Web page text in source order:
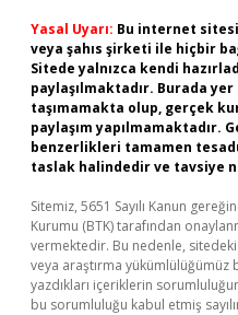
Yasal Uyarı: Bu internet
veya şahıs şirketi ile hiçbir
Sitede yalnızca kendi
paylaşılmaktadır. Burada
taşımamakta olup, gerçek
paylaşım yapılmamaktadır.
benzerlikleri tamamen
taslak halindedir ve tavsiye
Sitemiz, 5651 Sayılı Kanun
Kurumu (BTK) tarafından
vermektedir. Bu nedenle,
veya araştırma yükümlülüğümüz
yazdıkları içeriklerin
bu sorumluluğu kabul etmiş